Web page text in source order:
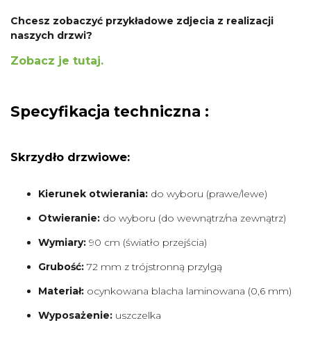
Chcesz zobaczyć przykładowe zdjecia z realizacji
naszych drzwi?
Zobacz je tutaj.
Specyfikacja techniczna :
Skrzydło drzwiowe:
Kierunek otwierania: do wyboru (prawe/lewe)
Otwieranie: do wyboru (do wewnątrz/na zewnątrz)
Wymiary: 90 cm (światło przejścia)
Grubość: 72 mm z trójstronną przylgą
Materiał: ocynkowana blacha laminowana (0,6 mm)
Wyposażenie: uszczelka